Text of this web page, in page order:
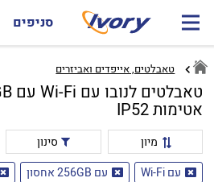
סניפים
טאבלטים, אייפדים ואביזרים
אטימות IP52
מיון
סינון
עם Wi-Fi
עם 256GB אחסון